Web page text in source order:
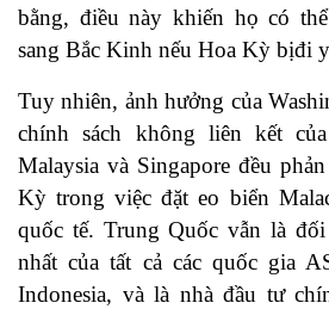
bằng, điều này khiến họ có
sang Bắc Kinh nếu Hoa Kỳ bịđi
Tuy nhiên, ảnh hưởng của
chính sách không liên kết của
Malaysia và Singapore đều
Kỳ trong việc đặt eo biển
quốc tế. Trung Quốc vẫn là
nhất của tất cả các quốc gia
Indonesia, và là nhà đầu tư